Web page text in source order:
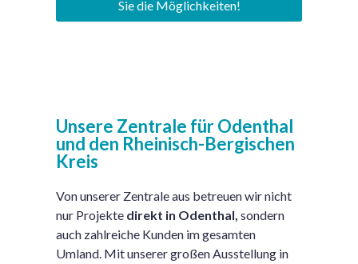
Sie die Möglichkeiten!
Unsere Zentrale für Odenthal
und den Rheinisch-Bergischen
Kreis
Von unserer Zentrale aus betreuen wir nicht
nur Projekte direkt in Odenthal, sondern
auch zahlreiche Kunden im gesamten
Umland. Mit unserer großen Ausstellung in